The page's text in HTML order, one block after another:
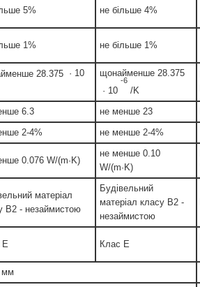
5% не більше 4%
1% не більше 1%
28.375 · 10
щонайменше 28.375
· 10
-6
/K
6.3 не менше 23
2-4% не менше 2-4%
0.076 W/(m·K)
не менше 0.10
W/(m·K)
матеріал
B2 - незаймистою
Будівельний
матеріал класу B2 -
незаймистою
Е Клас Е
мм